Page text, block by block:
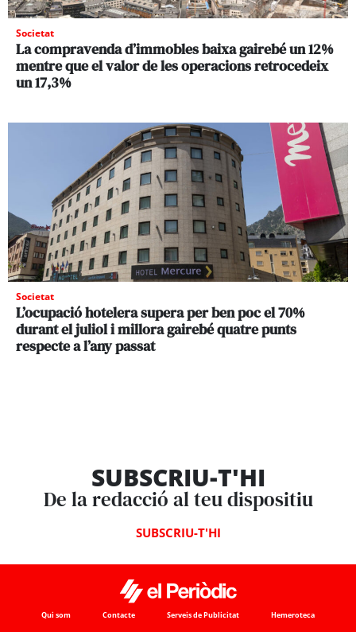
Societat
La compravenda d’immobles baixa gairebé un 12%
mentre que el valor de les operacions retrocedeix
un 17,3%
Societat
L’ocupació hotelera supera per ben poc el 70%
durant el juliol i millora gairebé quatre punts
respecte a l’any passat
SUBSCRIU-T'HI
De la redacció al teu dispositiu
SUBSCRIU-T'HI
Qui som Contacte Serveis de Publicitat Hemeroteca